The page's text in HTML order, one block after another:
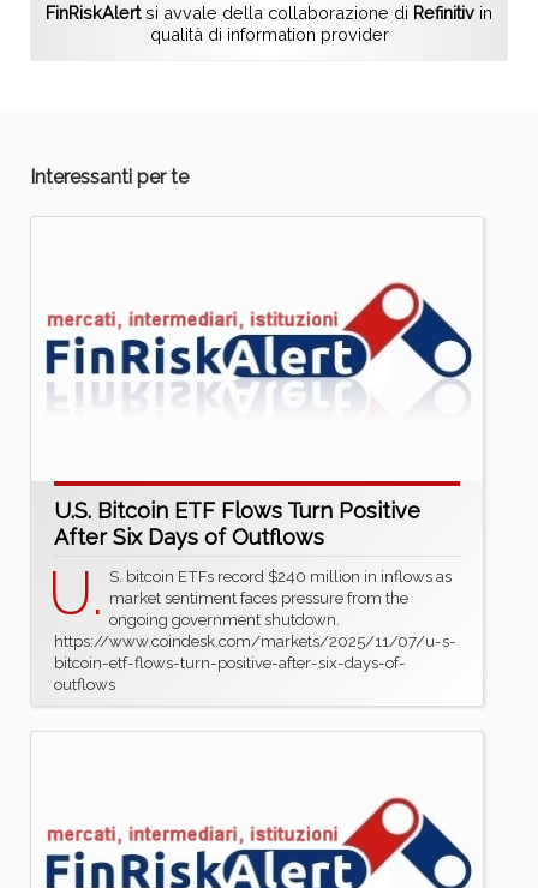
FinRiskAlertsi avvale della collaborazione di Refinitiv in
qualità di information provider
Interessanti per te
U.S. Bitcoin ETF Flows Turn Positive
After Six Days of Outflows
U. S. bitcoin ETFs record $240 million in inflows as
market sentiment faces pressure from the
ongoing government shutdown.
https://www.coindesk.com/markets/2025/11/07/u-s-
bitcoin-etf-flows-turn-positive-after-six-days-of-
outflows